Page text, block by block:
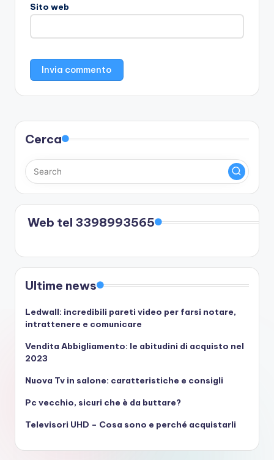
Sito web
Cerca
Web tel 3398993565
Ultime news
Ledwall: incredibili pareti video per farsi notare,
intrattenere e comunicare
Vendita Abbigliamento: le abitudini di acquisto nel
2023
Nuova Tv in salone: caratteristiche e consigli
Pc vecchio, sicuri che è da buttare?
Televisori UHD – Cosa sono e perché acquistarli